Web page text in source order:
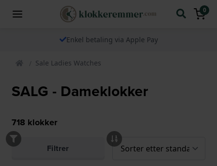
0
Enkel betaling via Apple Pay
Sale Ladies Watches
SALG - Dameklokker
718 klokker
Filtrer